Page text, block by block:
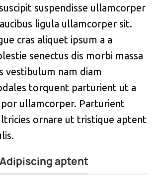
suspendisse ullamcorper
ligula ullamcorper sit.
cras aliquet ipsum a a
senectus dis morbi massa
vestibulum nam diam
torquent parturient ut a
ullamcorper. Parturient
ornare ut tristique aptent
Adipiscing aptent